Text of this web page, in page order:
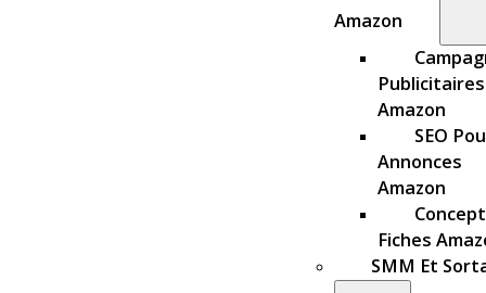
Amazon
Publicitaires
Amazon
SEO
Annonces
Amazon
Fiches
SMM Et